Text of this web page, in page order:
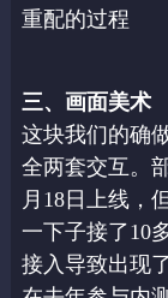
重配的过程
三、画面美术
这块我们的确
全两套交互。
月18日上线，
一下子接了10
接入导致出现